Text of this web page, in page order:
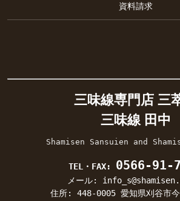
資料請求
三味線専門店 三
三味線 田中
Shamisen Sansuien and
TEL・FAX: 0566-91-
メール:
住所: 448-0005 愛知県刈谷市